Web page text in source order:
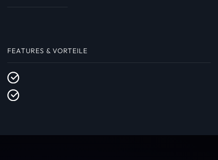
FEATURES & VORTEILE